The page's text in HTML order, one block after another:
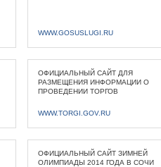
WWW.GOSUSLUGI.RU
ОФИЦИАЛЬНЫЙ САЙТ ДЛЯ
РАЗМЕЩЕНИЯ ИНФОРМАЦИИ О
ПРОВЕДЕНИИ ТОРГОВ
WWW.TORGI.GOV.RU
ОФИЦИАЛЬНЫЙ САЙТ ЗИМНЕЙ
ОЛИМПИАДЫ 2014 ГОДА В СОЧИ